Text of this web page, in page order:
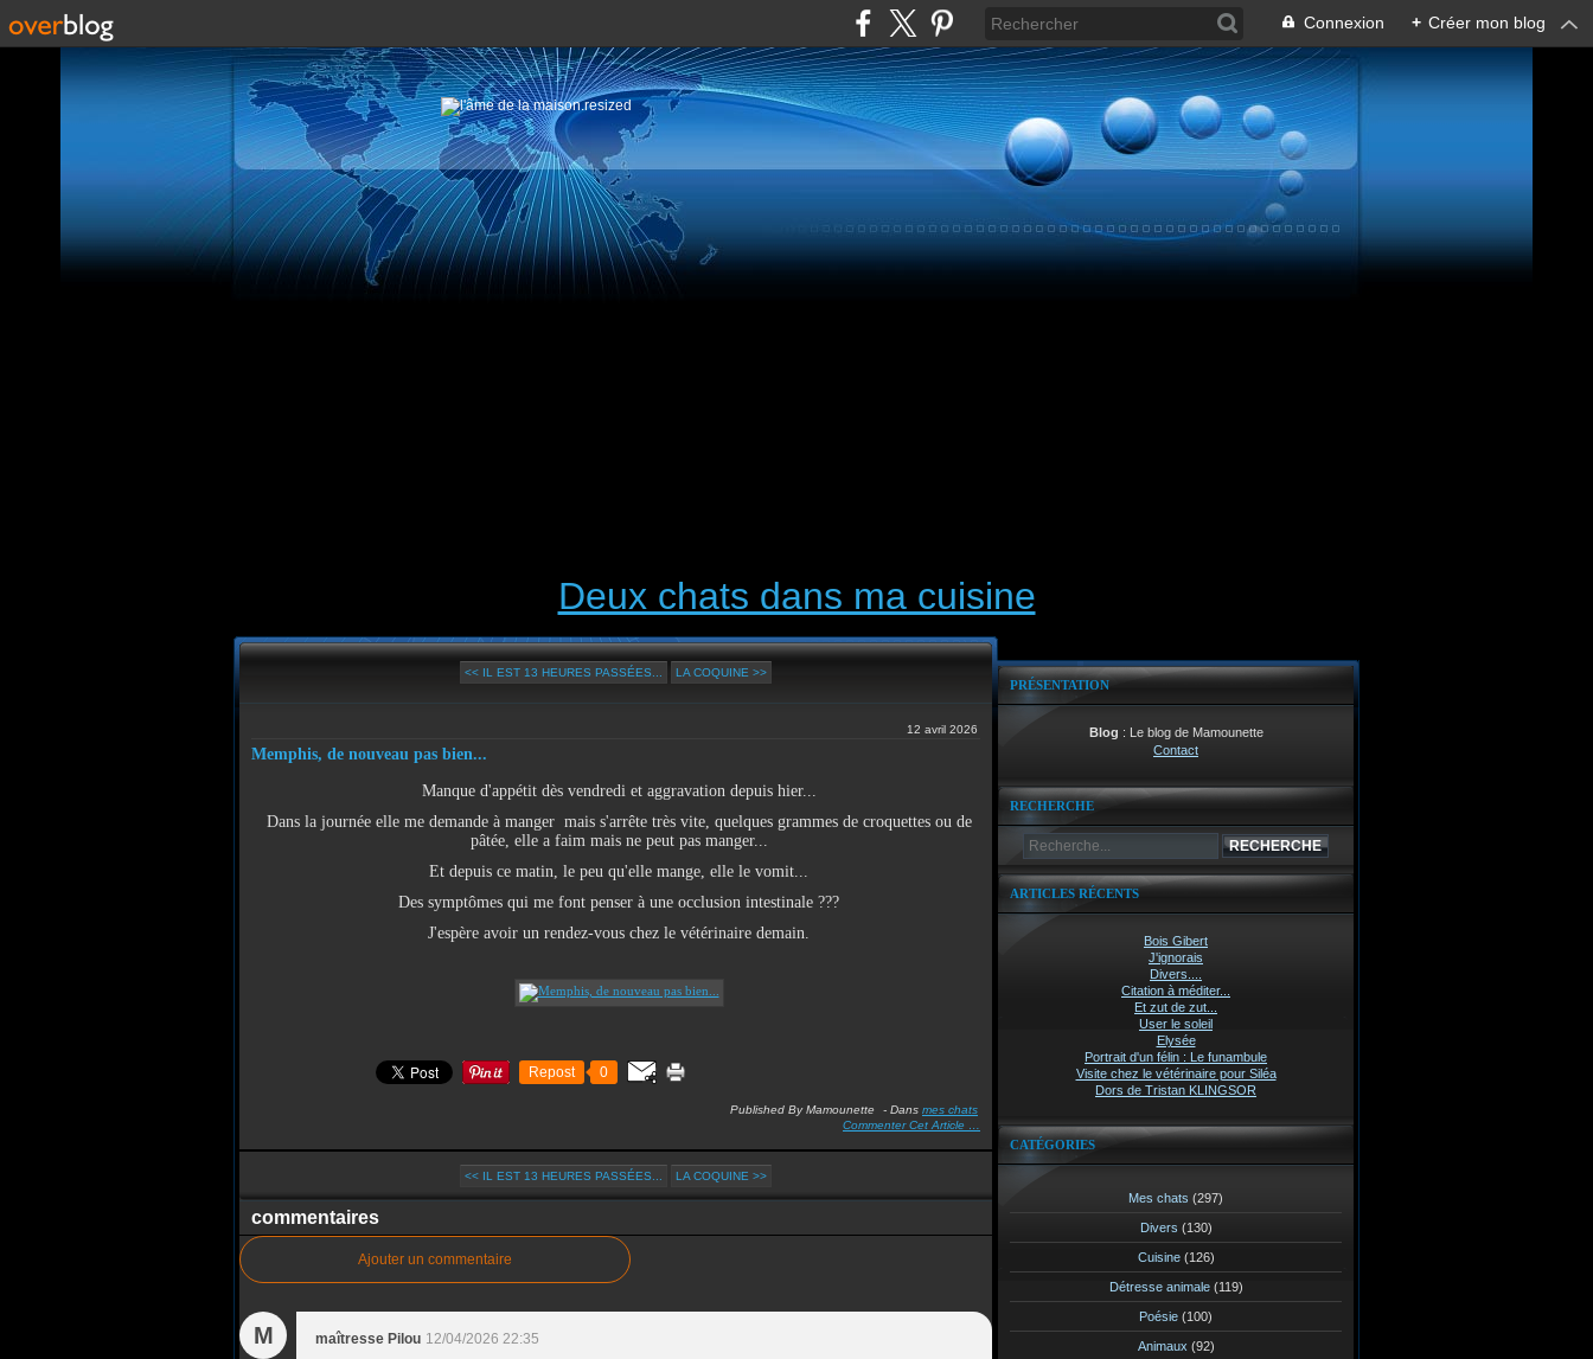
Connexion + Créer mon blog
Deux chats dans ma cuisine
<< IL EST 13 HEURES PASSÉES... LA COQUINE >>
12 avril 2026
Memphis, de nouveau pas bien...
Manque d'appétit dès vendredi et aggravation depuis hier...
Dans la journée elle me demande à manger mais s'arrête très vite, quelques grammes de croquettes ou de
pâtée, elle a faim mais ne peut pas manger...
Et depuis ce matin, le peu qu'elle mange, elle le vomit...
Des symptômes qui me font penser à une occlusion intestinale ???
J'espère avoir un rendez-vous chez le vétérinaire demain.
Repost 0
Published By Mamounette - Dans mes chats
Commenter Cet Article
<< IL EST 13 HEURES PASSÉES... LA COQUINE >>
commentaires
Ajouter un commentaire
M maîtresse Pilou 12/04/2026 22:35
PRÉSENTATION
Blog : Le blog de Mamounette
Contact
RECHERCHE
ARTICLES RÉCENTS
Bois Gibert
J'ignorais
Divers....
Citation à méditer...
Et zut de zut...
User le soleil
Elysée
Portrait d'un félin : Le funambule
Visite chez le vétérinaire pour Siléa
Dors de Tristan KLINGSOR
CATÉGORIES
Mes chats (297)
Divers (130)
Cuisine(126)
Détresse animale(119)
Poésie (100)
Animaux (92)